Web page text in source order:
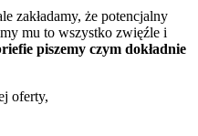
zakładamy, że potencjalny
mu to wszystko zwięźle i
piszemy czym dokładnie
oferty,